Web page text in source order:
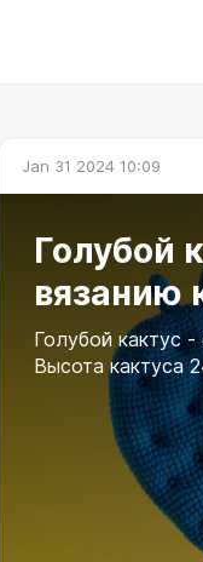
Jan 31 2024 10:09
Голубой
вязанию
Голубой кактус
Высота кактуса